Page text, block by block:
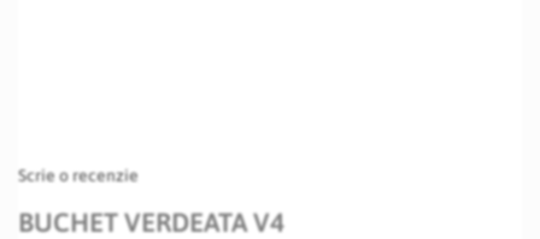
Scrie o recenzie
BUCHET VERDEATA V4